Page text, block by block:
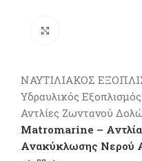
ΝΑΥΤΙΛΙΑΚΟΣ
Υδραυλικός Εξοπλισμός
Αντλίες Ζωντανού
Matromarine –
Ανακύκλωσης Νερού